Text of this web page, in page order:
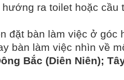
ra toilet hoặc cầu
đặt bàn làm việc ở
bàn làm việc nhìn về
Bắc (Diên Niên);